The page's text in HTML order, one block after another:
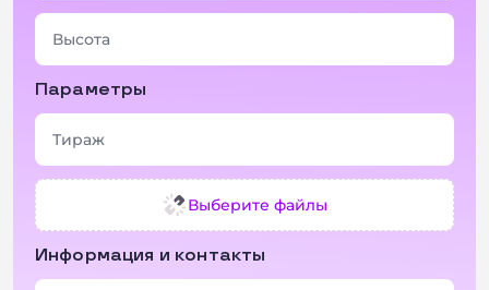
+ 2 фото
Параметры
Выберите файлы
Информация и контакты